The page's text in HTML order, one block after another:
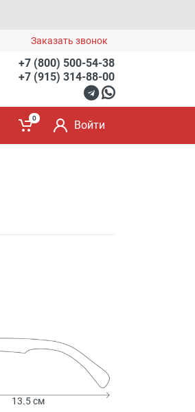
Заказать звонок
+7 (800) 500-54-38
+7 (915) 314-88-00
0
Войти
13.5 см